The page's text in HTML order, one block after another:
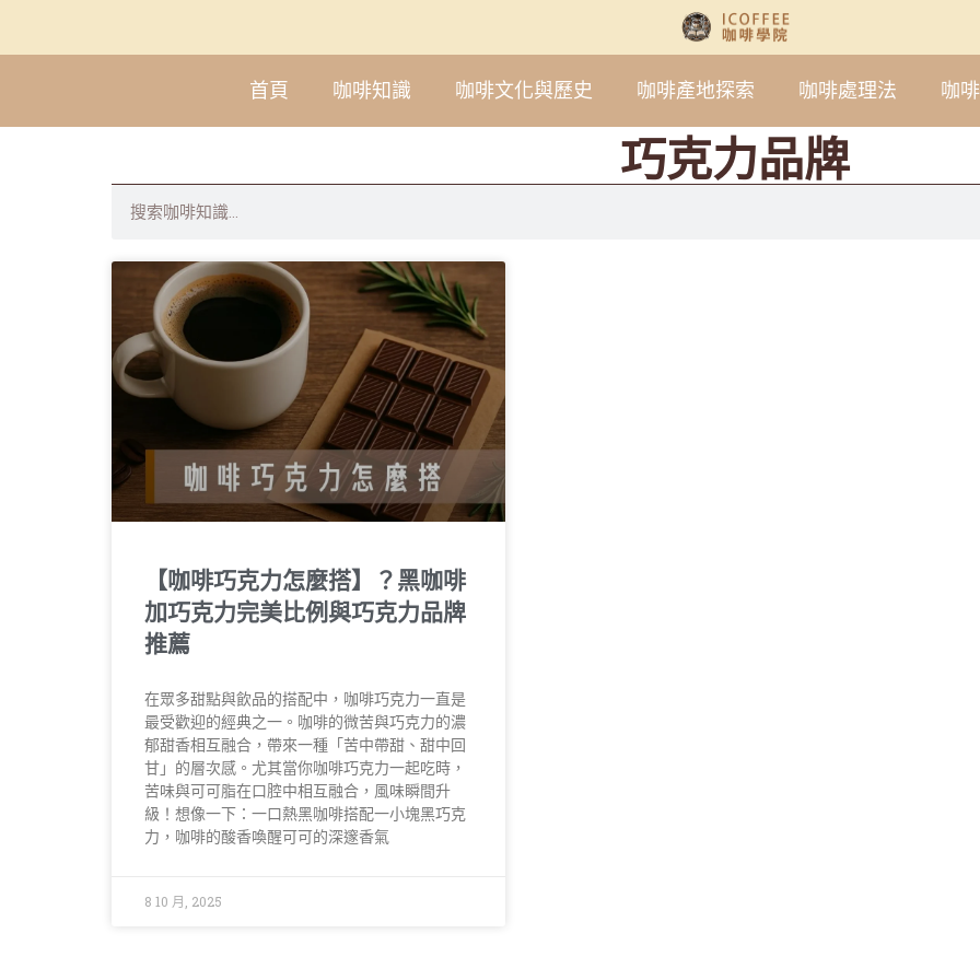
首頁 咖啡知識 咖啡文化與歷史 咖啡產地探索 咖啡處理法 咖
巧克力品牌
【咖啡巧克力怎麼搭】？黑咖啡
加巧克力完美比例與巧克力品牌
推薦
在眾多甜點與飲品的搭配中，咖啡巧克力一直是
最受歡迎的經典之一。咖啡的微苦與巧克力的濃
郁甜香相互融合，帶來一種「苦中帶甜、甜中回
甘」的層次感。尤其當你咖啡巧克力一起吃時，
苦味與可可脂在口腔中相互融合，風味瞬間升
級！想像一下：一口熱黑咖啡搭配一小塊黑巧克
力，咖啡的酸香喚醒可可的深邃香氣
8 10 月, 2025